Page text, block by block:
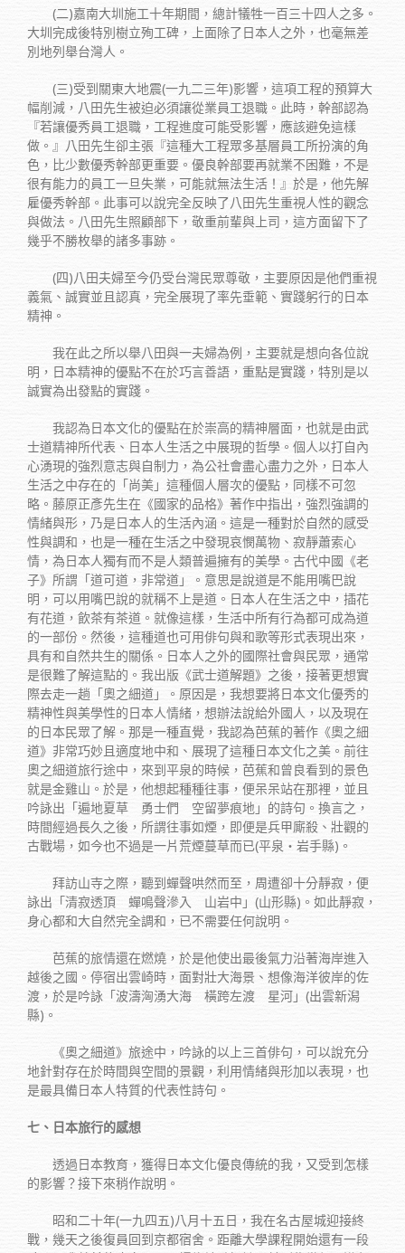
(二)嘉南大圳施工十年期間，總計犠牲一百三十四人之多。
大圳完成後特別樹立殉工碑，上面除了日本人之外，也毫無差
別地列舉台灣人。
(三)受到關東大地震(一九二三年)影響，這項工程的預算大
幅削減，八田先生被迫必須讓從業員工退職。此時，幹部認為
『若讓優秀員工退職，工程進度可能受影響，應該避免這樣
做。』八田先生卻主張『這種大工程眾多基層員工所扮演的角
色，比少數優秀幹部更重要。優良幹部要再就業不困難，不是
很有能力的員工一旦失業，可能就無法生活！』於是，他先解
雇優秀幹部。此事可以說完全反映了八田先生重視人性的觀念
與做法。八田先生照顧部下，敬重前輩與上司，這方面留下了
幾乎不勝枚舉的諸多事跡。
(四)八田夫婦至今仍受台灣民眾尊敬，主要原因是他們重視
義氣、誠實並且認真，完全展現了率先垂範、實踐躬行的日本
精神。
我在此之所以舉八田與一夫婦為例，主要就是想向各位說
明，日本精神的優點不在於巧言善語，重點是實踐，特別是以
誠實為出發點的實踐。
我認為日本文化的優點在於崇高的精神層面，也就是由武
士道精神所代表、日本人生活之中展現的哲學。個人以打自內
心湧現的強烈意志與自制力，為公社會盡心盡力之外，日本人
生活之中存在的「尚美」這種個人層次的優點，同樣不可忽
略。藤原正彥先生在《國家的品格》著作中指出，強烈強調的
情緒與形，乃是日本人的生活內涵。這是一種對於自然的感受
性與調和，也是一種在生活之中發現哀憫萬物、寂靜蕭索心
情，為日本人獨有而不是人類普遍擁有的美學。古代中國《老
子》所謂「道可道，非常道」。意思是說道是不能用嘴巴說
明，可以用嘴巴說的就稱不上是道。日本人在生活之中，插花
有花道，飲茶有茶道。就像這樣，生活中所有行為都可成為道
的一部份。然後，這種道也可用俳句與和歌等形式表現出來，
具有和自然共生的關係。日本人之外的國際社會與民眾，通常
是很難了解這點的。我出版《武士道解題》之後，接著更想實
際去走一趟「奧之細道」。原因是，我想要將日本文化優秀的
精神性與美學性的日本人情緒，想辦法說給外國人，以及現在
的日本民眾了解。那是一種直覺，我認為芭蕉的著作《奧之細
道》非常巧妙且適度地中和、展現了這種日本文化之美。前往
奧之細道旅行途中，來到平泉的時候，芭蕉和曾良看到的景色
就是金雞山。於是，他想起種種往事，便呆呆站在那裡，並且
吟詠出「遍地夏草 勇士們 空留夢痕地」的詩句。換言之，
時間經過長久之後，所謂往事如煙，即便是兵甲廝殺、壯觀的
古戰場，如今也不過是一片荒煙蔓草而已(平泉‧岩手縣)。
拜訪山寺之際，聽到蟬聲哄然而至，周遭卻十分靜寂，便
詠出「清寂透頂 蟬鳴聲滲入 山岩中」(山形縣)。如此靜寂，
身心都和大自然完全調和，已不需要任何說明。
芭蕉的旅情還在燃燒，於是他使出最後氣力沿著海岸進入
越後之國。停宿出雲崎時，面對壯大海景、想像海洋彼岸的佐
渡，於是吟詠「波濤洶湧大海 橫跨左渡 星河」(出雲新潟
縣)。
《奧之細道》旅途中，吟詠的以上三首俳句，可以說充分
地針對存在於時間與空間的景觀，利用情緒與形加以表現，也
是最具備日本人特質的代表性詩句。
七、日本旅行的感想
透過日本教育，獲得日本文化優良傳統的我，又受到怎樣
的影響？接下來稍作說明。
昭和二十年(一九四五)八月十五日，我在名古屋城迎接終
戰，幾天之後復員回到京都宿舍。距離大學課程開始還有一段